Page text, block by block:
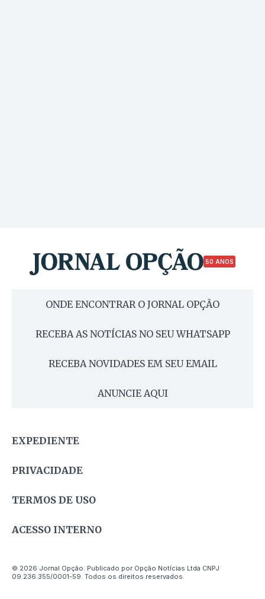
50 ANOS
ONDE ENCONTRAR O JORNAL OPÇÃO
RECEBA AS NOTÍCIAS NO SEU WHATSAPP
RECEBA NOVIDADES EM SEU EMAIL
ANUNCIE AQUI
EXPEDIENTE
PRIVACIDADE
TERMOS DE USO
ACESSO INTERNO
© 2026 Jornal Opção. Publicado por Opção Notícias Ltda CNPJ
09.236.355/0001-59. Todos os direitos reservados.